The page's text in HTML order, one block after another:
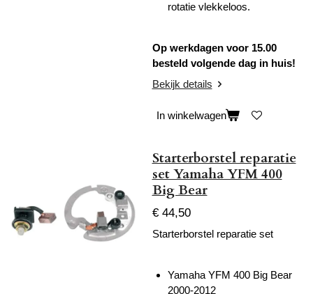
rotatie vlekkeloos.
Op werkdagen voor 15.00
besteld volgende dag in huis!
Bekijk details
In winkelwagen
Starterborstel reparatie
set Yamaha YFM 400
Big Bear
€ 44,50
Starterborstel reparatie set
Yamaha YFM 400 Big Bear
2000-2012